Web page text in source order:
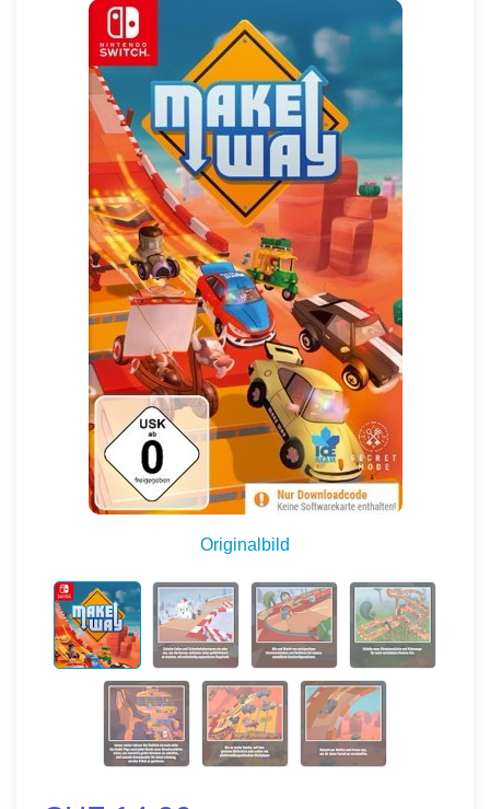
Originalbild